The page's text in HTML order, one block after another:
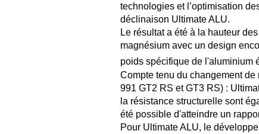
technologies et l’optimisation
déclinaison Ultimate ALU.
Le résultat a été à la hauteur
magnésium avec un design
poids spécifique de l'aluminium
Compte tenu du changement
991 GT2 RS et GT3 RS) :
la résistance structurelle sont
été possible d'atteindre un
Pour Ultimate ALU, le